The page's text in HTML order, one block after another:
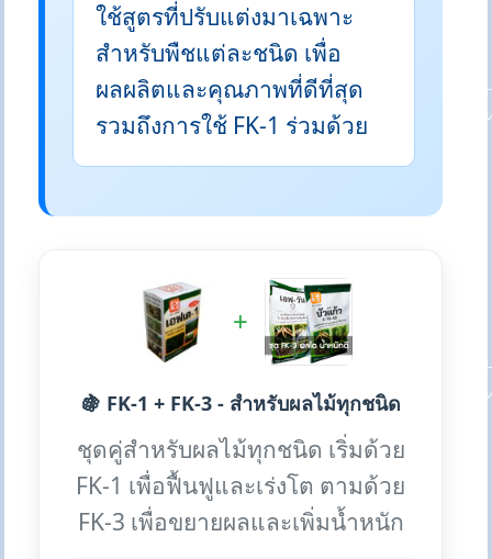
ใช้สูตรที่ปรับแต่งมาเฉพาะ
สำหรับพืชแต่ละชนิด เพื่อ
ผลผลิตและคุณภาพที่ดีที่สุด
รวมถึงการใช้ FK-1 ร่วมด้วย
+
🍇 FK-1 + FK-3 - สำหรับผลไม้ทุกชนิด
ชุดคู่สำหรับผลไม้ทุกชนิด เริ่มด้วย
FK-1 เพื่อฟื้นฟูและเร่งโต ตามด้วย
FK-3 เพื่อขยายผลและเพิ่มน้ำหนัก